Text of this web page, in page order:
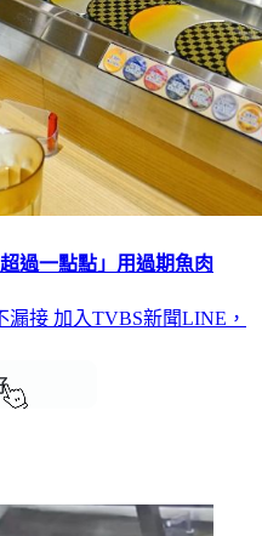
過一點點」用過期魚肉
漏接 加入TVBS新聞LINE，